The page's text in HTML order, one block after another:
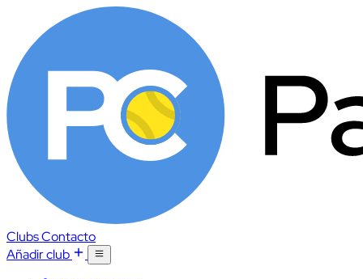
ClubsContacto
Añadir club